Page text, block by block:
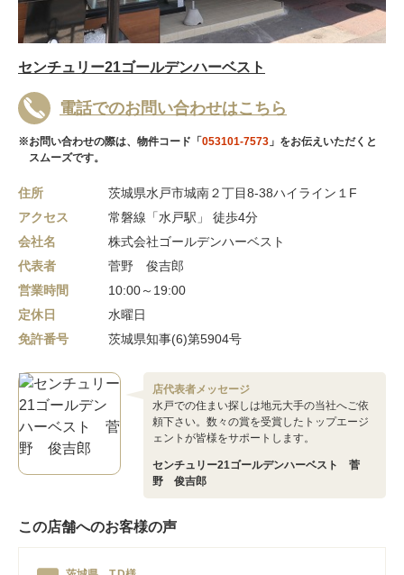
センチュリー21ゴールデンハーベスト
電話でのお問い合わせはこちら
※お問い合わせの際は、物件コード「 053101-7573 」をお伝えいただくと
スムーズです。
住所
茨城県水戸市城南２丁目8-38ハイライン１F
アクセス
常磐線「水戸駅」 徒歩4分
会社名
株式会社ゴールデンハーベスト
代表者
菅野 俊吉郎
営業時間
10:00～19:00
定休日
水曜日
免許番号
茨城県知事(6)第5904号
店代表者メッセージ
水戸での住まい探しは地元大手の当社へご依
頼下さい。数々の賞を受賞したトップエージ
ェントが皆様をサポートします。
センチュリー21ゴールデンハーベスト 菅
野 俊吉郎
この店舗へのお客様の声